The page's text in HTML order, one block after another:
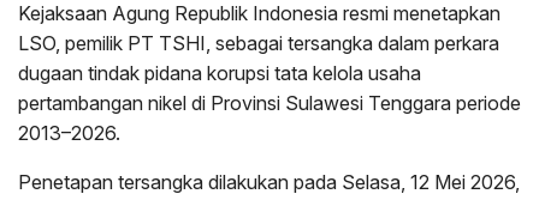
Kejaksaan Agung Republik Indonesia resmi menetapkan
LSO, pemilik PT TSHI, sebagai tersangka dalam perkara
dugaan tindak pidana korupsi tata kelola usaha
pertambangan nikel di Provinsi Sulawesi Tenggara periode
2013–2026.
Penetapan tersangka dilakukan pada Selasa, 12 Mei 2026,